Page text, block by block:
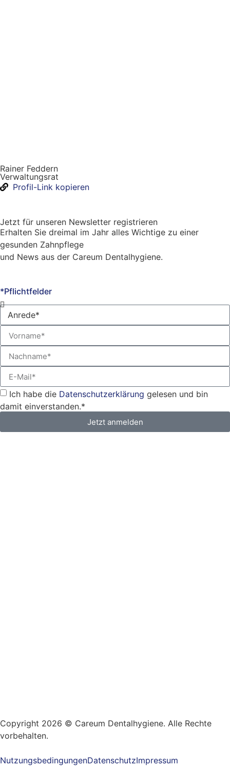
Rainer Feddern
Verwaltungsrat
Profil-Link kopieren
Jetzt für unseren Newsletter registrieren
Erhalten Sie dreimal im Jahr alles Wichtige zu einer
gesunden Zahnpflege
und News aus der Careum Dentalhygiene.
*Pflichtfelder
Ich habe die Datenschutzerklärung gelesen und bin
damit einverstanden.*
Jetzt anmelden
Copyright 2026 © Careum Dentalhygiene. Alle Rechte
vorbehalten.
NutzungsbedingungenDatenschutzImpressum